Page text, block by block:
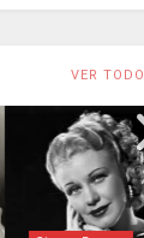
VER TODO